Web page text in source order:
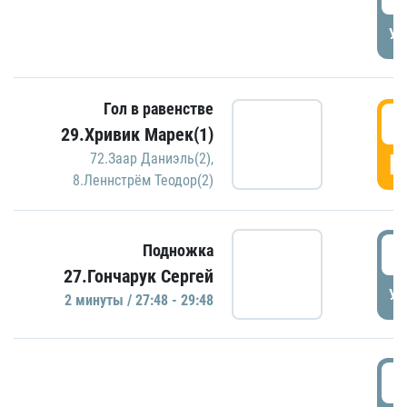
Гол в равенстве
29.Хривик Марек(1)
72.Заар Даниэль(2),
8.Леннстрём Теодор(2)
Подножка
27.Гончарук Сергей
2 минуты / 27:48 - 29:48